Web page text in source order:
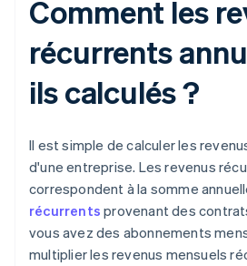
Comment les
récurrents
ils calculés ?
Il est simple de calculer les
d'une entreprise. Les revenus
correspondent à la somme
récurrents provenant des
vous avez des abonnements
multiplier les revenus mensuels